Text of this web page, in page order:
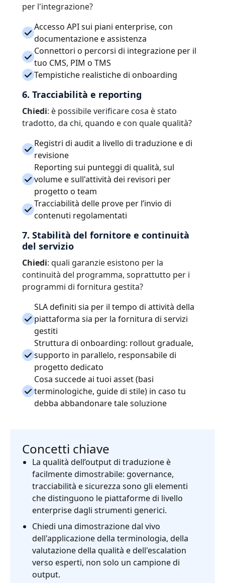
per l'integrazione?
Accesso API sui piani enterprise, con
documentazione e assistenza
Connettori o percorsi di integrazione per il
tuo CMS, PIM o TMS
Tempistiche realistiche di onboarding
6. Tracciabilità e reporting
Chiedi: è possibile verificare cosa è stato
tradotto, da chi, quando e con quale qualità?
Registri di audit a livello di traduzione e di
revisione
Reporting sui punteggi di qualità, sul
volume e sull'attività dei revisori per
progetto o team
Tracciabilità delle prove per l’invio di
contenuti regolamentati
7. Stabilità del fornitore e continuità
del servizio
Chiedi: quali garanzie esistono per la
continuità del programma, soprattutto per i
programmi di fornitura gestita?
SLA definiti sia per il tempo di attività della
piattaforma sia per la fornitura di servizi
gestiti
Struttura di onboarding: rollout graduale,
supporto in parallelo, responsabile di
progetto dedicato
Cosa succede ai tuoi asset (basi
terminologiche, guide di stile) in caso tu
debba abbandonare tale soluzione
Concetti chiave
La qualità dell’output di traduzione è
facilmente dimostrabile: governance,
tracciabilità e sicurezza sono gli elementi
che distinguono le piattaforme di livello
enterprise dagli strumenti generici.
Chiedi una dimostrazione dal vivo
dell'applicazione della terminologia, della
valutazione della qualità e dell'escalation
verso esperti, non solo un campione di
output.